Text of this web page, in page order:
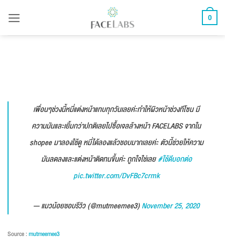
0
เพื่อนๆช่วงนี้หมี่แต่งหน้าแทบทุกวันเลยค่ะทำให้ผิวหน้าช่วงทีโซน มี
ความมันและเยิ้มกว่าปกติเลยไปซื้อเจลล้างหน้า FACELABS จากใน
shopee มาลองใช้ดู หมี่ได้ลองแล้วชอบมากเลยค่ะ ตัวนี้ช่วยให้ความ
มันลดลงและแต่งหน้าติดทนขึ้นค่ะ ถูกใจใช่เลย#ใช้ดีบอกต่อ
pic.twitter.com/DvFBc7crmk
— แมวน้อยชอบรีวิว (@mutmeemee3)November 25, 2020
Source :mutmeemee3